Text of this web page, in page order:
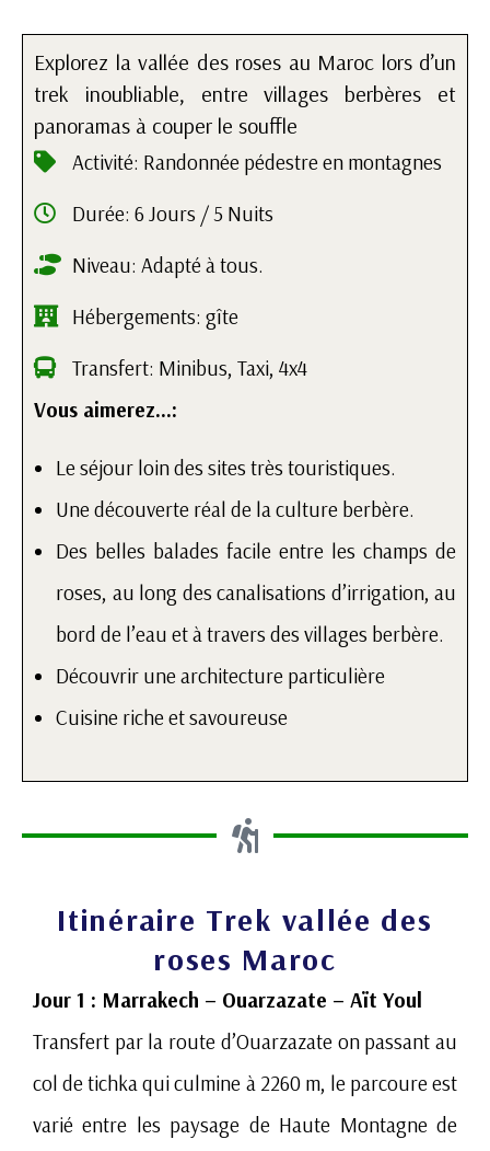
Explorez la vallée des roses au Maroc lors d’un
trek inoubliable, entre villages berbères et
panoramas à couper le souffle
Activité: Randonnée pédestre en montagnes
Durée: 6 Jours / 5 Nuits
Niveau: Adapté à tous.
Hébergements: gîte
Transfert: Minibus, Taxi, 4x4
Vous aimerez…:
Le séjour loin des sites très touristiques.
Une découverte réal de la culture berbère.
Des belles balades facile entre les champs de
roses, au long des canalisations d’irrigation, au
bord de l’eau et à travers des villages berbère.
Découvrir une architecture particulière
Cuisine riche et savoureuse
Itinéraire Trek vallée des
roses Maroc
Jour 1 : Marrakech – Ouarzazate – Aït Youl
Transfert par la route d’Ouarzazate on passant au
col de tichka qui culmine à 2260 m, le parcoure est
varié entre les paysage de Haute Montagne de